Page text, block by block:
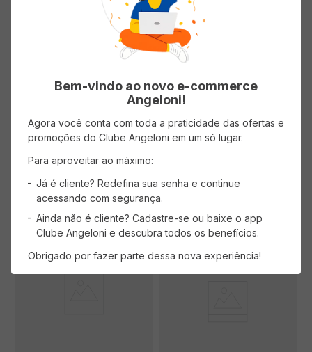
Sabonete PHEBO Coco da Bahia
R$ 6,99
ADICIONAR AO CARRINHO
Sabonete Cremoso PHEBO
Amazonian 90g
R$ 5,99
ADICIONAR AO CARRINHO
Bem-vindo ao novo e-commerce
Angeloni!
Agora você conta com toda a praticidade das ofertas e
promoções do Clube Angeloni em um só lugar.
Para aproveitar ao máximo:
Já é cliente? Redefina sua senha e continue
acessando com segurança.
Ainda não é cliente? Cadastre-se ou baixe o app
Clube Angeloni e descubra todos os benefícios.
Obrigado por fazer parte dessa nova experiência!